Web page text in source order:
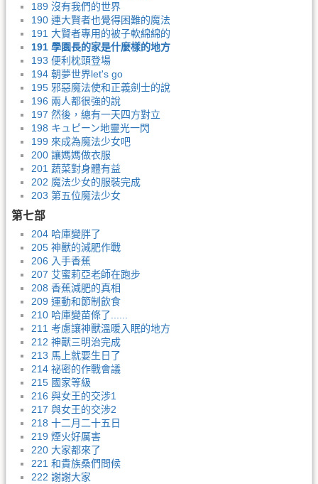
189 沒有我們的世界
190 連大賢者也覺得困難的魔法
191 大賢者專用的被子軟綿綿的
191 學園長的家是什麼樣的地方
193 便利枕頭登場
194 朝夢世界let's go
195 邪惡魔法使和正義劍士的說
196 兩人都很強的說
197 然後，總有一天四方對立
198 キュピーン地靈光一閃
199 來成為魔法少女吧
200 讓媽媽做衣服
201 蔬菜對身體有益
202 魔法少女的服裝完成
203 第五位魔法少女
第七部
204 哈庫變胖了
205 神獸的減肥作戰
206 入手香蕉
207 艾蜜莉亞老師在跑步
208 香蕉減肥的真相
209 運動和節制飲食
210 哈庫變苗條了......
211 考慮讓神獸溫暖入眠的地方
212 神獸三明治完成
213 馬上就要生日了
214 祕密的作戰會議
215 國家等級
216 與女王的交涉1
217 與女王的交涉2
218 十二月二十五日
219 煙火好厲害
220 大家都來了
221 和貴族桑們問候
222 謝謝大家